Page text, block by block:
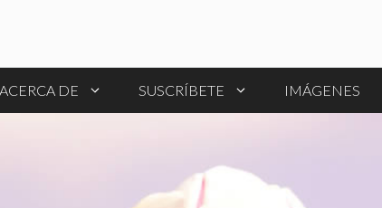
ACERCA DE SUSCRÍBETE IMÁGENES